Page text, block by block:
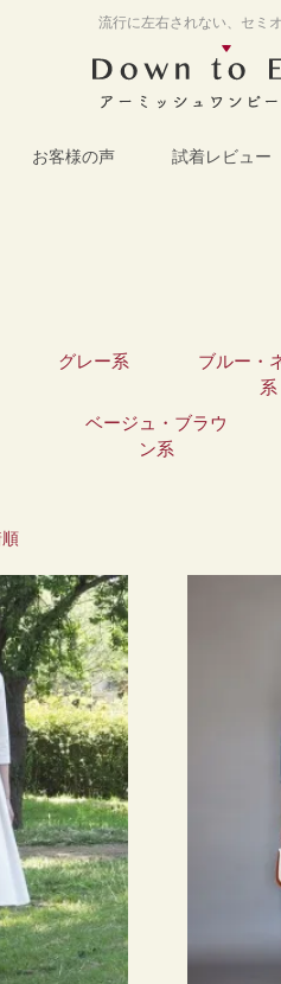
流行に左右されない、セミ
お客様の声 試着レビュー
グレー系
ブルー・
系
ベージュ・ブラウ
ン系